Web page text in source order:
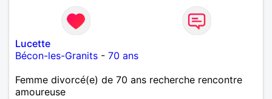
Lucette
Bécon-les-Granits - 70 ans
Femme divorcé(e) de 70 ans recherche rencontre
amoureuse